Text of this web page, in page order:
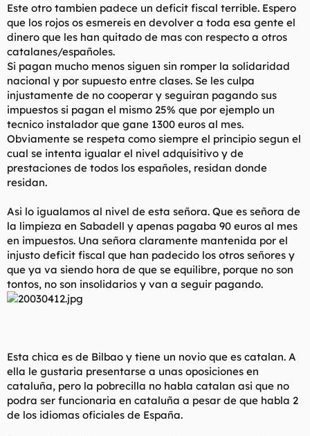
Este otro tambien padece un deficit fiscal terrible. Espero
que los rojos os esmereis en devolver a toda esa gente el
dinero que les han quitado de mas con respecto a otros
catalanes/españoles.
Si pagan mucho menos siguen sin romper la solidaridad
nacional y por supuesto entre clases. Se les culpa
injustamente de no cooperar y seguiran pagando sus
impuestos si pagan el mismo 25% que por ejemplo un
tecnico instalador que gane 1300 euros al mes.
Obviamente se respeta como siempre el principio segun el
cual se intenta igualar el nivel adquisitivo y de
prestaciones de todos los españoles, residan donde
residan.
Asi lo igualamos al nivel de esta señora. Que es señora de
la limpieza en Sabadell y apenas pagaba 90 euros al mes
en impuestos. Una señora claramente mantenida por el
injusto deficit fiscal que han padecido los otros señores y
que ya va siendo hora de que se equilibre, porque no son
tontos, no son insolidarios y van a seguir pagando.
Esta chica es de Bilbao y tiene un novio que es catalan. A
ella le gustaria presentarse a unas oposiciones en
cataluña, pero la pobrecilla no habla catalan asi que no
podra ser funcionaria en cataluña a pesar de que habla 2
de los idiomas oficiales de España.